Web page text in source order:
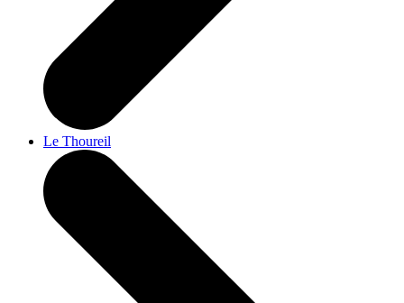
Le Thoureil